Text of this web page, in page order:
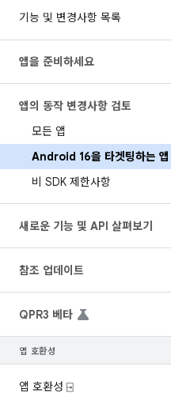
기능 및 변경사항 목록
앱을 준비하세요
앱의 동작 변경사항 검토
모든 앱
Android 16을 타겟팅하는 앱
비 SDK 제한사항
새로운 기능 및 API 살펴보기
참조 업데이트
QPR3 베타
앱 호환성
앱 호환성 ⍈